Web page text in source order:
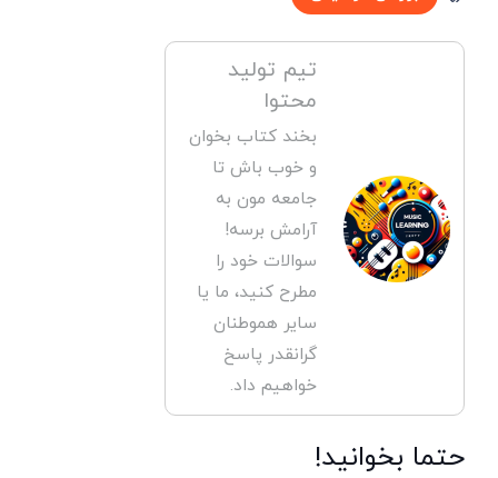
تیم تولید
محتوا
بخند کتاب بخوان
و خوب باش تا
جامعه مون به
آرامش برسه!
سوالات خود را
مطرح کنید، ما یا
سایر هموطنان
گرانقدر پاسخ
خواهیم داد.
حتما بخوانید!